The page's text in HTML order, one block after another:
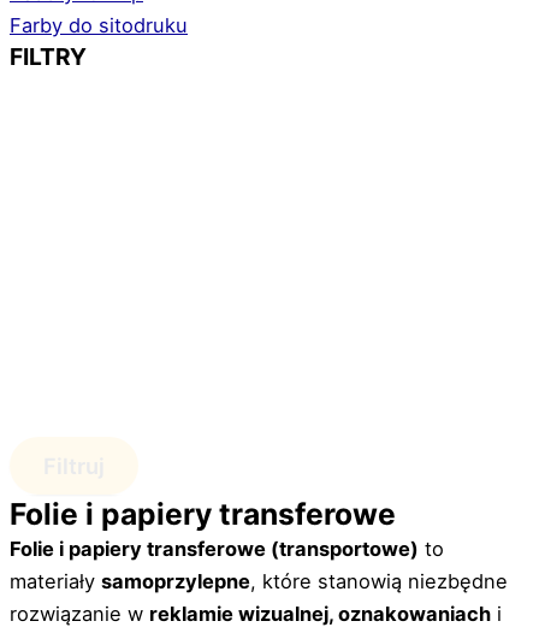
Farby do sitodruku
FILTRY
Folie i papiery transferowe
Folie i papiery transferowe (transportowe) to
materiały samoprzylepne, które stanowią niezbędne
rozwiązanie w reklamie wizualnej, oznakowaniach i